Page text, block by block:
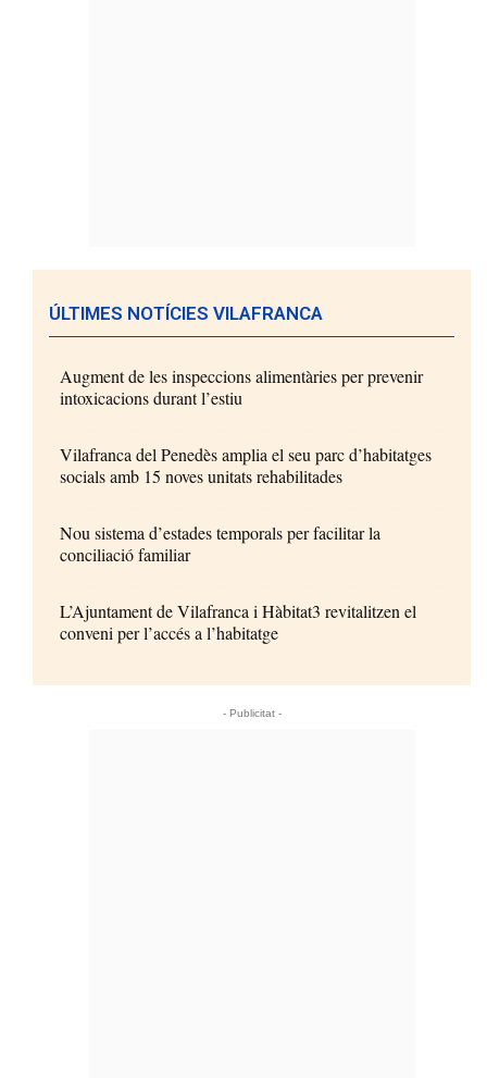
ÚLTIMES NOTÍCIES VILAFRANCA
Augment de les inspeccions alimentàries per prevenir
intoxicacions durant l’estiu
Vilafranca del Penedès amplia el seu parc d’habitatges
socials amb 15 noves unitats rehabilitades
Nou sistema d’estades temporals per facilitar la
conciliació familiar
L’Ajuntament de Vilafranca i Hàbitat3 revitalitzen el
conveni per l’accés a l’habitatge
- Publicitat -